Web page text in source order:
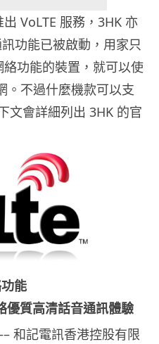
VoLTE 服務，3HK 亦
功能已被啟動，用家只
絡功能的裝置，就可以使
。不過什麼機款可以支
文會詳細列出 3HK 的官
能
優質高清話音通訊體驗
和記電訊香港控股有限